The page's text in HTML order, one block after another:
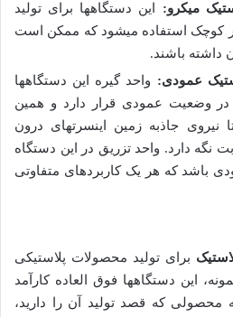
میکرو: این دستگاه­ها برای تولید
کوچک استفاده می­شود که ممکن است
داشته باشند.
عمودی: واحد گیره این دستگاه­ها
وضعیت عمودی قرار دارد و همین
نیروی جاذبه زمین اینسرت­های درون
نگه دارد. واحد تزریق در این دستگاه
باشد که هر یک کاربردهای متفاوتی
برای تولید محصولات پلاستیکی
این دستگاه­ها فوق العاده کارآمد
که قصد تولید آن را دارید،